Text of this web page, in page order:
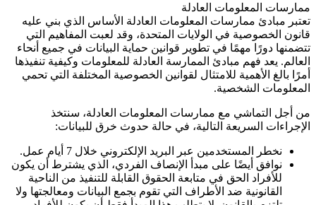
ممارسات المعلومات العادلة
تعتبر مبادئ ممارسات المعلومات العادلة الأساس الذي بني عليه
قانون الخصوصية في الولايات المتحدة، وقد لعبت المفاهيم التي
تتضمنها دورًا مهمًا في تطوير قوانين حماية البيانات في جميع أنحاء
العالم. يعد فهم مبادئ الممارسة العادلة للمعلومات وكيفية تنفيذها
أمرًا بالغ الأهمية للامتثال لقوانين الخصوصية المختلفة التي تحمي
المعلومات الشخصية.
من أجل التماشي مع ممارسات المعلومات العادلة، سنتخذ
الإجراءات السريعة التالية، في حالة حدوث خرق للبيانات:
نخطر المستخدمين عبر البريد الإلكتروني خلال 7 أيام عمل.
نوافق أيضًا على مبدأ الإنصاف الفردي، الذي يشترط أن يكون
للأفراد الحق في متابعة الحقوق القابلة للتنفيذ من الناحية
القانونية ضد الأطراف التي تقوم بجمع البيانات ومعالجتها ولا